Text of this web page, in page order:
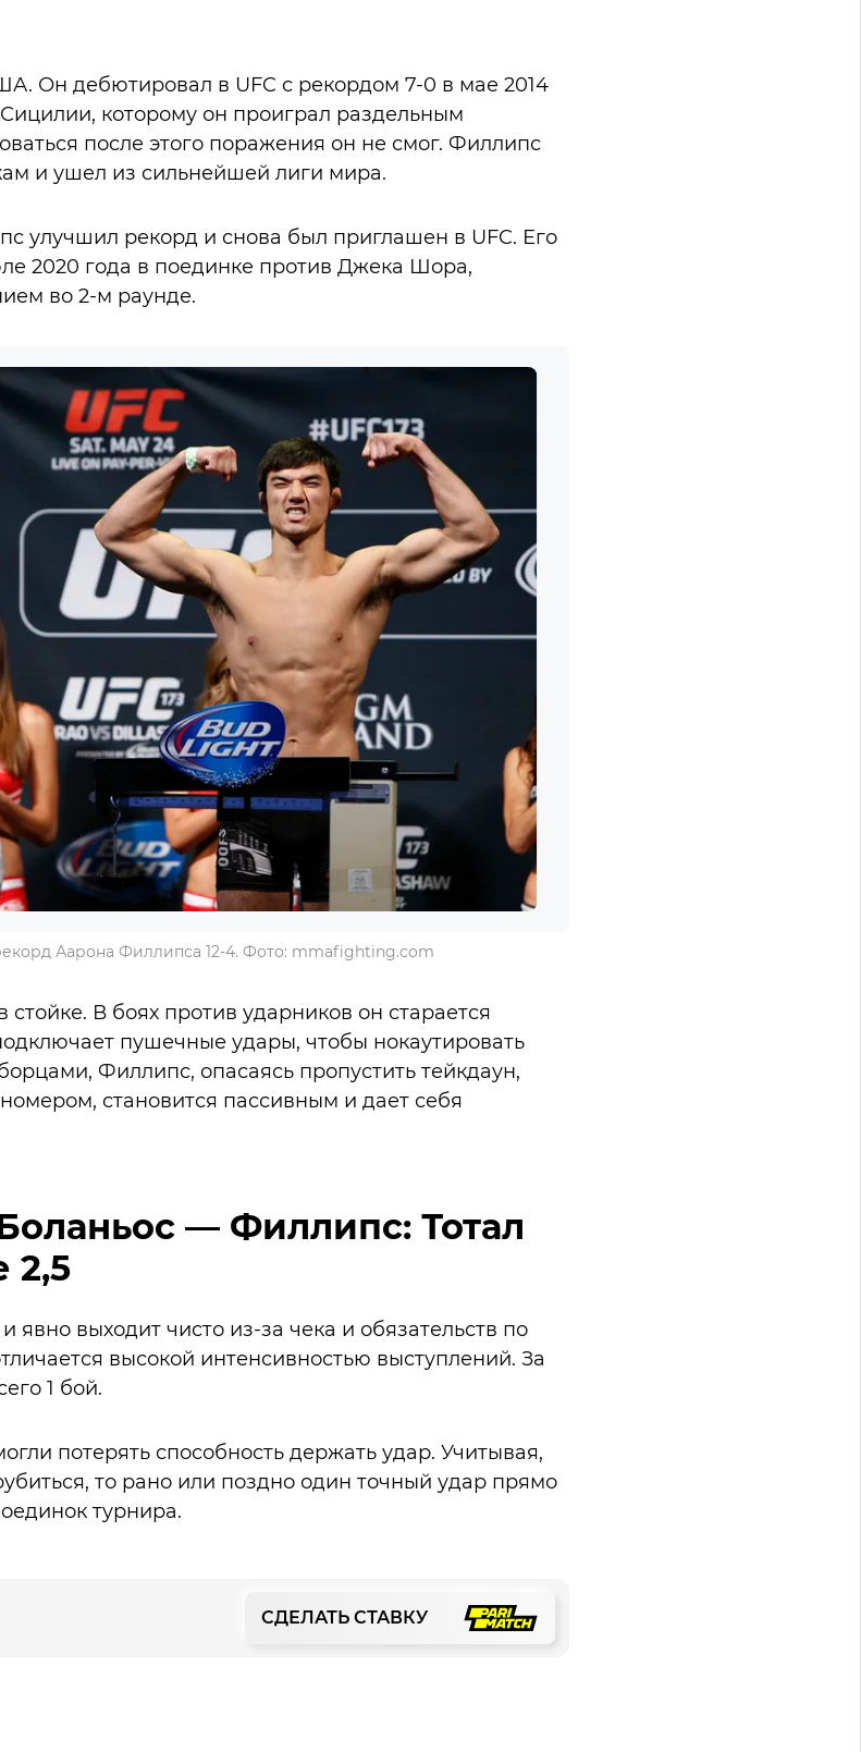
Он дебютировал в UFC с рекордом 7-0 в мае 2014
которому он проиграл раздельным
после этого поражения он не смог. Филлипс
и ушел из сильнейшей лиги мира.
улучшил рекорд и снова был приглашен в UFC. Его
2020 года в поединке против Джека Шора,
во 2-м раунде.
Аарона Филлипса 12-4. Фото: mmafighting.com
В боях против ударников он старается
пушечные удары, чтобы нокаутировать
Филлипс, опасаясь пропустить тейкдаун,
становится пассивным и дает себя
— Филлипс: Тотал
2,5
явно выходит чисто из-за чека и обязательств по
высокой интенсивностью выступлений. За
1 бой.
потерять способность держать удар. Учитывая,
то рано или поздно один точный удар прямо
турнира.
СДЕЛАТЬ СТАВКУ